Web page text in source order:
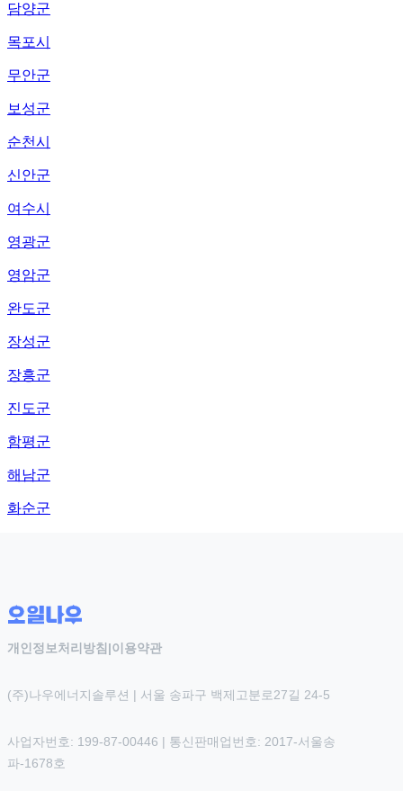
담양군
목포시
무안군
보성군
순천시
신안군
여수시
영광군
영암군
완도군
장성군
장흥군
진도군
함평군
해남군
화순군
개인정보처리방침 |이용약관
(주)나우에너지솔루션 | 서울 송파구 백제고분로27길 24-5
사업자번호: 199-87-00446 | 통신판매업번호: 2017-서울송
파-1678호